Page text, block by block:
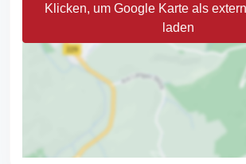
Klicken, um Google Karte als
laden